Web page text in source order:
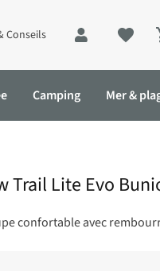
Conseils
Camping Mer &
Trail Lite Evo
confortable avec